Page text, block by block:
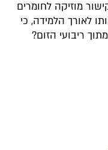
מוזיקה לחומרים
לאורך הלמידה, כי
ריבועי הזום?